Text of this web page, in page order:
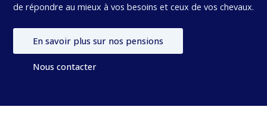
de répondre au mieux à vos besoins et ceux de vos chevaux.
En savoir plus sur nos pensions
Nous contacter